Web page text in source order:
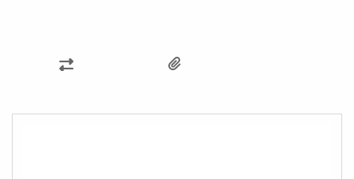
ZUR
HINZUFÜGEN